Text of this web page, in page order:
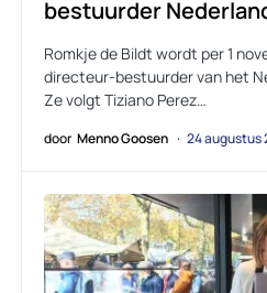
bestuurder
Romkje de Bildt wordt per 1
directeur-bestuurder van het
Ze volgt Tiziano Perez…
door Menno Goosen 24 augustus